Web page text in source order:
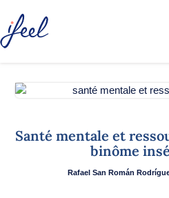
Santé mentale et
binôme
Rafael San Román